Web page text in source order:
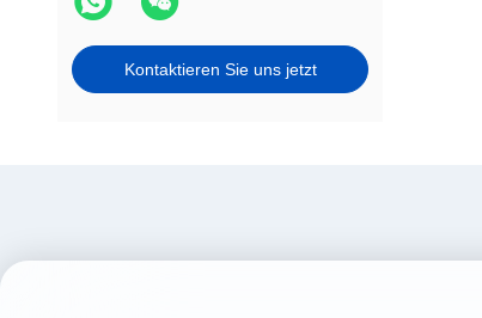
Kontaktieren Sie uns jetzt